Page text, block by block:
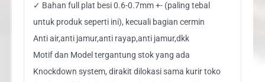
✓ Bahan full plat besi 0.6-0.7mm +- (paling tebal
untuk produk seperti ini), kecuali bagian cermin
Anti air,anti jamur,anti rayap,anti jamur,dkk
Motif dan Model tergantung stok yang ada
Knockdown system, dirakit dilokasi sama kurir toko